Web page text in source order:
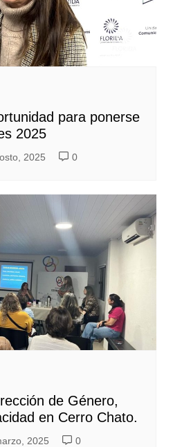
para ponerse
2025
2025 0
de Género,
en Cerro Chato.
2025 0